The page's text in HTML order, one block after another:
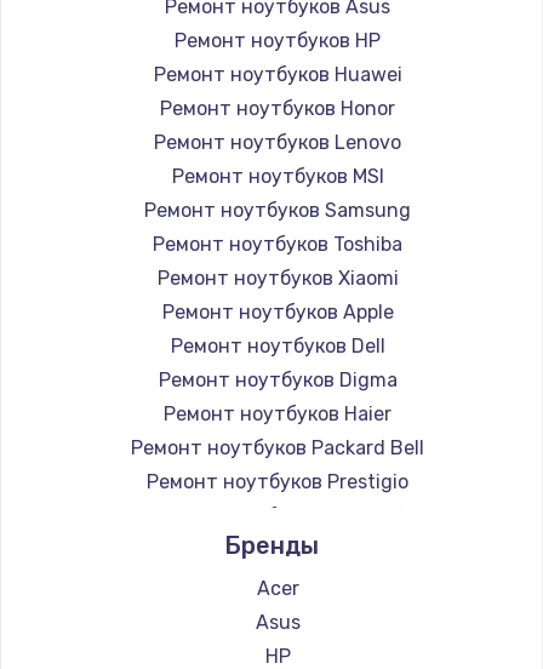
Ремонт ноутбуков Asus
Ремонт ноутбуков HP
Ремонт ноутбуков Huawei
Ремонт ноутбуков Honor
Ремонт ноутбуков Lenovo
Ремонт ноутбуков MSI
Ремонт ноутбуков Samsung
Ремонт ноутбуков Toshiba
Ремонт ноутбуков Xiaomi
Ремонт ноутбуков Apple
Ремонт ноутбуков Dell
Ремонт ноутбуков Digma
Ремонт ноутбуков Haier
Ремонт ноутбуков Packard Bell
Ремонт ноутбуков Prestigio
Ремонт ноутбуков Microsoft
Ремонт ноутбуков Alienware
Ремонт ноутбуков Aquarius
Ремонт ноутбуков Gigabyte
Ремонт ноутбуков Aorus
Бренды
Acer
Asus
HP